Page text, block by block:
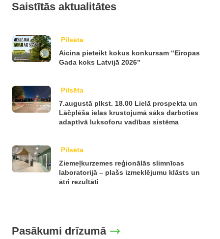
Saistītās aktualitātes
Pilsēta
Aicina pieteikt kokus konkursam “Eiropas
Gada koks Latvijā 2026”
Pilsēta
7.augustā plkst. 18.00 Lielā prospekta un
Lāčplēša ielas krustojumā sāks darboties
adaptīvā luksoforu vadības sistēma
Pilsēta
Ziemeļkurzemes reģionālās slimnīcas
laboratorijā – plašs izmeklējumu klāsts un
ātri rezultāti
Pasākumi drīzumā